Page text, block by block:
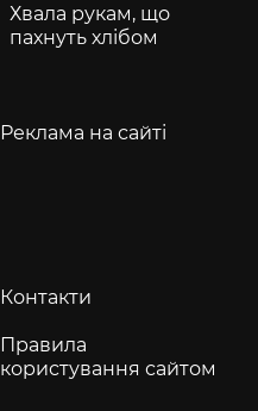
Хвала рукам, що
пахнуть хлібом
Реклама на сайті
Контакти
Правила
користування сайтом